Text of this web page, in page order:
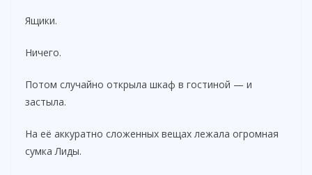
Ящики.
Ничего.
Потом случайно открыла шкаф в гостиной — и
застыла.
На её аккуратно сложенных вещах лежала огромная
сумка Лиды.